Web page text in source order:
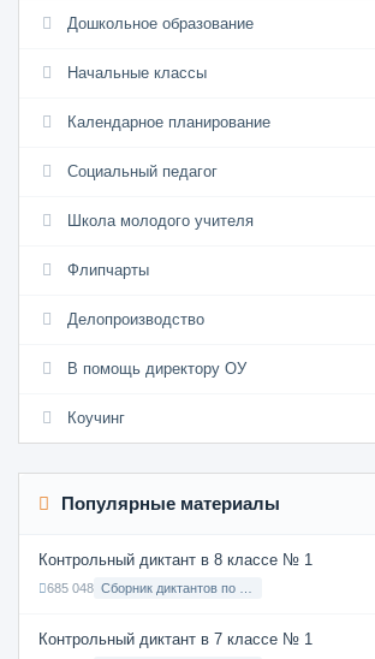
Дошкольное образование
Начальные классы
Календарное планирование
Социальный педагог
Школа молодого учителя
Флипчарты
Делопроизводство
В помощь директору ОУ
Коучинг
Популярные материалы
Контрольный диктант в 8 классе № 1
685 048
Контрольный диктант в 7 классе № 1